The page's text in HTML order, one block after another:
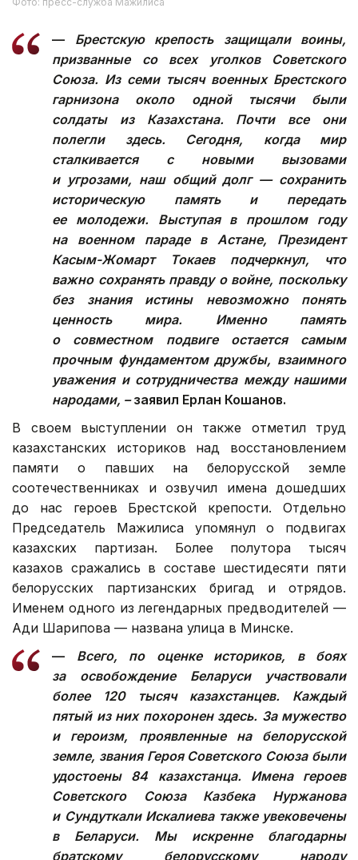
— Брестскую крепость защищали воины,
призванные со всех уголков Советского
Союза. Из семи тысяч военных Брестского
гарнизона около одной тысячи были
солдаты из Казахстана. Почти все они
полегли здесь. Сегодня, когда мир
сталкивается с новыми вызовами
и угрозами, наш общий долг — сохранить
историческую память и передать
ее молодежи. Выступая в прошлом году
на военном параде в Астане, Президент
Касым-Жомарт Токаев подчеркнул, что
важно сохранять правду о войне, поскольку
без знания истины невозможно понять
ценность мира. Именно память
о совместном подвиге остается самым
прочным фундаментом дружбы, взаимного
уважения и сотрудничества между нашими
народами, –заявил Ерлан Кошанов.
В своем выступлении он также отметил труд
казахстанских историков над восстановлением
памяти о павших на белорусской земле
соотечественниках и озвучил имена дошедших
до нас героев Брестской крепости. Отдельно
Председатель Мажилиса упомянул о подвигах
казахских партизан. Более полутора тысяч
казахов сражались в составе шестидесяти пяти
белорусских партизанских бригад и отрядов.
Именем одного из легендарных предводителей —
Ади Шарипова — названа улица в Минске.
— Всего, по оценке историков, в боях
за освобождение Беларуси участвовали
более 120 тысяч казахстанцев. Каждый
пятый из них похоронен здесь. За мужество
и героизм, проявленные на белорусской
земле, звания Героя Советского Союза были
удостоены 84 казахстанца. Имена героев
Советского Союза Казбека Нуржанова
и Сундуткали Искалиева также увековечены
в Беларуси. Мы искренне благодарны
братскому белорусскому народу